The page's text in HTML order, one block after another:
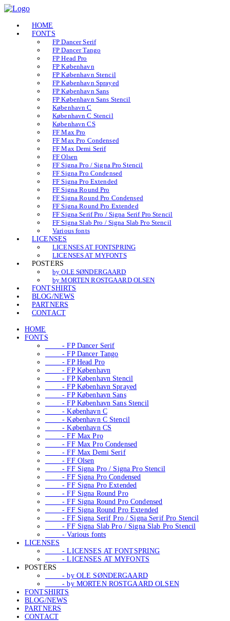
HOME
FONTS
FP Dancer Serif
FP Dancer Tango
FP Head Pro
FP København
FP København Stencil
FP København Sprayed
FP København Sans
FP København Sans Stencil
København C
København C Stencil
København CS
FF Max Pro
FF Max Pro Condensed
FF Max Demi Serif
FF Olsen
FF Signa Pro / Signa Pro Stencil
FF Signa Pro Condensed
FF Signa Pro Extended
FF Signa Round Pro
FF Signa Round Pro Condensed
FF Signa Round Pro Extended
FF Signa Serif Pro / Signa Serif Pro Stencil
FF Signa Slab Pro / Signa Slab Pro Stencil
Various fonts
LICENSES
LICENSES AT FONTSPRING
LICENSES AT MYFONTS
POSTERS
by OLE SØNDERGAARD
by MORTEN ROSTGAARD OLSEN
FONTSHIRTS
BLOG/NEWS
PARTNERS
CONTACT
HOME
FONTS
- FP Dancer Serif
- FP Dancer Tango
- FP Head Pro
- FP København
- FP København Stencil
- FP København Sprayed
- FP København Sans
- FP København Sans Stencil
- København C
- København C Stencil
- København CS
- FF Max Pro
- FF Max Pro Condensed
- FF Max Demi Serif
- FF Olsen
- FF Signa Pro / Signa Pro Stencil
- FF Signa Pro Condensed
- FF Signa Pro Extended
- FF Signa Round Pro
- FF Signa Round Pro Condensed
- FF Signa Round Pro Extended
- FF Signa Serif Pro / Signa Serif Pro Stencil
- FF Signa Slab Pro / Signa Slab Pro Stencil
- Various fonts
LICENSES
- LICENSES AT FONTSPRING
- LICENSES AT MYFONTS
POSTERS
- by OLE SØNDERGAARD
- by MORTEN ROSTGAARD OLSEN
FONTSHIRTS
BLOG/NEWS
PARTNERS
CONTACT